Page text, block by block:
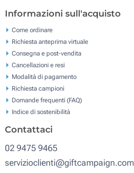
Informazioni sull'acquisto
Come ordinare
Richiesta anteprima virtuale
Consegna e post-vendita
Cancellazioni e resi
Modalità di pagamento
Richiesta campioni
Domande frequenti (FAQ)
Indice di sostenibilità
Contattaci
02 9475 9465
servizioclienti@giftcampaign.com